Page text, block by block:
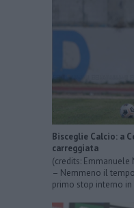
Bisceglie Calcio: a
carreggiata
(credits: Emmanuele
– Nemmeno il
primo stop interno